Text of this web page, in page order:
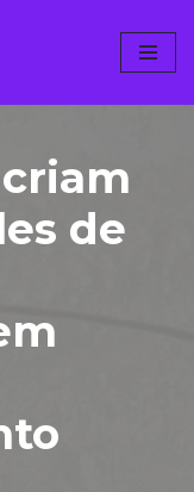
de